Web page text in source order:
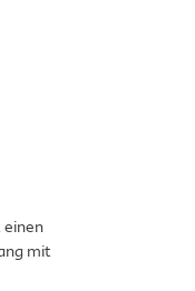
einen
mit